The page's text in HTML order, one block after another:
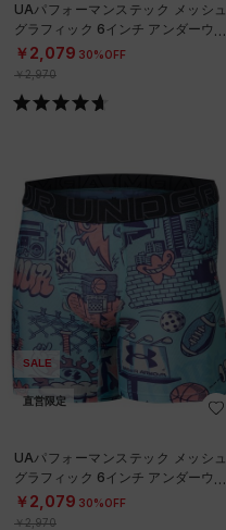
UAパフォーマンステック メッシュ
グラフィック 6インチ アンダーウェ
ア（トレーニング/MEN）
￥2,079 30%OFF
￥2,970
SALE
直営限定
UAパフォーマンステック メッシュ
グラフィック 6インチ アンダーウェ
ア（トレーニング/MEN）
￥2,079 30%OFF
￥2,970